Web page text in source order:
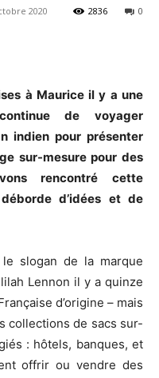
2020 0
2836
à Maurice il y a une
de voyager
indien pour présenter
sur-mesure pour des
rencontré cette
d’idées et de
slogan de la marque
Lennon il y a quinze
d’origine – mais
collections de sacs sur-
: hôtels, banques, et
offrir ou vendre des